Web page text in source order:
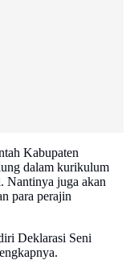
Kabupaten
dalam kurikulum
Nantinya juga akan
para perajin
Deklarasi Seni